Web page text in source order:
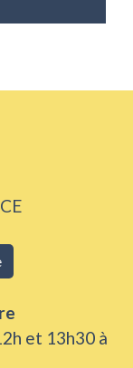
et 13h30 à